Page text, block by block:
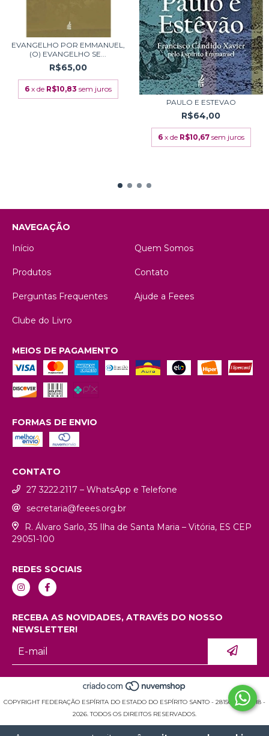
EVANGELHO POR EMMANUEL,
(O) EVANGELHO SE...
R$65,00
6 x de R$10,83 sem juros
PAULO E ESTEVAO
R$64,00
6 x de R$10,67 sem juros
NAVEGAÇÃO
Início
Quem Somos
Produtos Contato
Perguntas Frequentes Ajude a Feees
Clube do Livro
MEIOS DE PAGAMENTO
FORMAS DE ENVIO
CONTATO
27 3222.2117 – WhatsApp e Telefone
secretaria@feees.org.br
R. Álvaro Sarlo, 35 Ilha de Santa Maria – Vitória, ES CEP
29051-100
REDES SOCIAIS
RECEBA AS NOVIDADES, ATRAVÉS DO NOSSO
NEWSLETTER!
COPYRIGHT FEDERAÇÃO ESPÍRITA DO ESTADO DO ESPÍRITO SANTO - 28150936000118 -
2026. TODOS OS DIREITOS RESERVADOS.